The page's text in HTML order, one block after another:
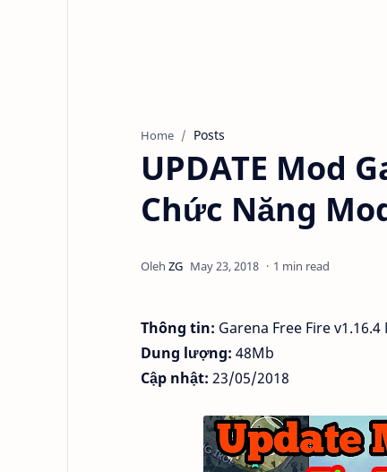
Home Posts
UPDATE Mod
Chức Năng
1 min read
Thông tin: Garena Free Fire v1.16.4
Dung lượng: 48Mb
Cập nhật: 23/05/2018